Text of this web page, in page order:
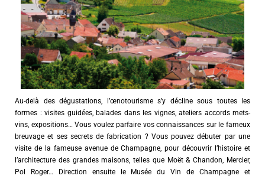
Au-delà des dégustations, l’œnotourisme s’y décline sous toutes les
formes : visites guidées, balades dans les vignes, ateliers accords mets-
vins, expositions… Vous voulez parfaire vos connaissances sur le fameux
breuvage et ses secrets de fabrication ? Vous pouvez débuter par une
visite de la fameuse avenue de Champagne, pour découvrir l’histoire et
l’architecture des grandes maisons, telles que Moët & Chandon, Mercier,
Pol Roger… Direction ensuite le Musée du Vin de Champagne et